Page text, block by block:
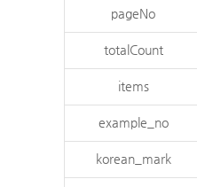
pageNo
totalCount
items
example_no
korean_mark